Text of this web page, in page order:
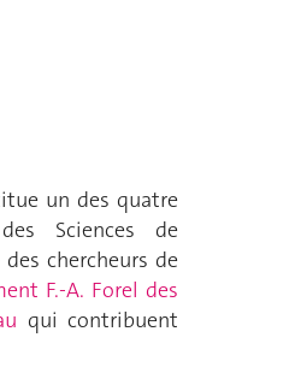
un des quatre
Sciences de
des chercheurs de
F.-A. Forel des
qui contribuent